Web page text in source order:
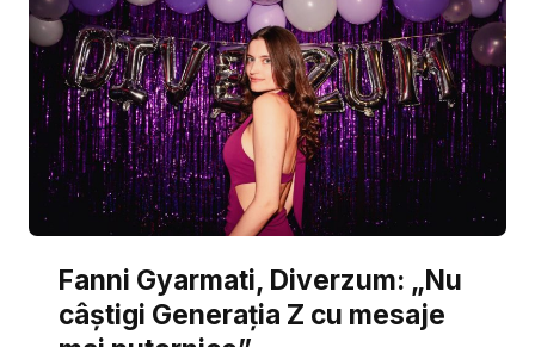
Fanni Gyarmati, Diverzum: „Nu
câștigi Generația Z cu mesaje